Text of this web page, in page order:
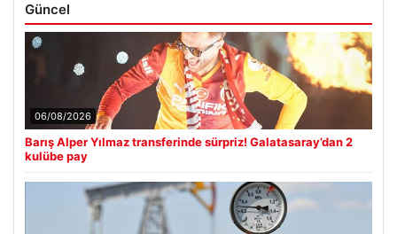
Güncel
06/08/2026
Barış Alper Yılmaz transferinde sürpriz! Galatasaray’dan 2
kulübe pay